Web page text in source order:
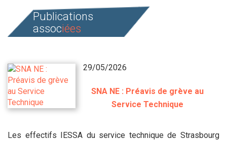
Publications
associées
29/05/2026
SNA NE : Préavis de grève au
Service Technique
Les effectifs IESSA du service technique de Strasbourg